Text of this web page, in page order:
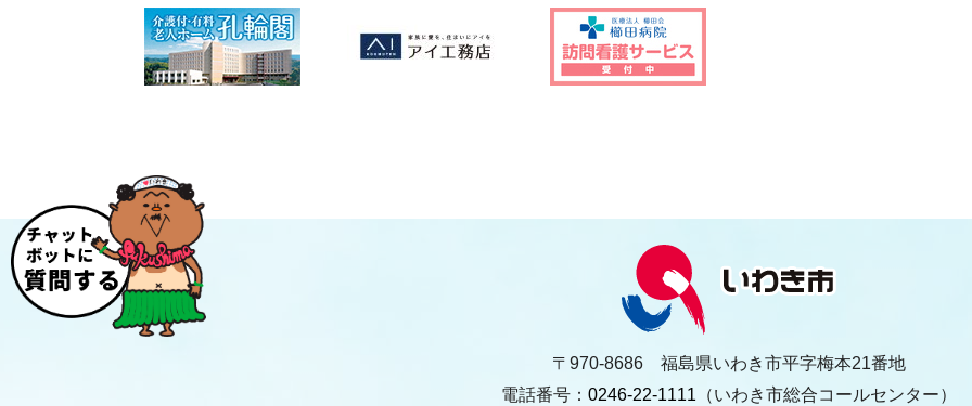
〒970-8686 福島県いわき市平字梅本21番地
電話番号： 0246-22-1111 （いわき市総合コールセンター）